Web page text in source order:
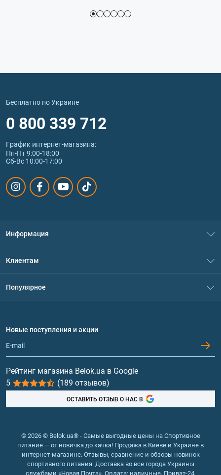
Бесплатно по Украине
0 800 339 712
График интернет‑магазина:
Пн-Пт 9:00-18:00
Сб-Вс 10:00-17:00
Информация
Политика конфиденциальности
Обмен и возврат
Клиентам
Популярное
Протеин
Гейнеры
Витамины и минералы
Рыбий жир, жирные кислоты
Новые поступления и акции
Рейтинг магазина Belok.ua в Google
5
(189 отзывов)
ОСТАВИТЬ ОТЗЫВ О НАС В
© 2026 © Belok.ua® - Самые выгодные цены на Спортивное
питание — от новичка до качка! Продажа в Киеве и Украине в
интернет-магазине. Отзывы, сравнение и обзоры новинок
спортивного питания. Доставка во все города Украины
службами «Новая Почта». Оплата: наличные, Приват-24,